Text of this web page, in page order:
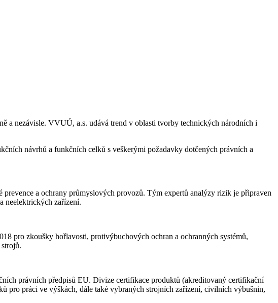
a nezávisle. VVUÚ, a.s. udává trend v oblasti tvorby technických národních i
návrhů a funkčních celků s veškerými požadavky dotčených právních a
a ochrany průmyslových provozů. Tým expertů analýzy rizik je připraven
neelektrických zařízení.
pro zkoušky hořlavosti, protivýbuchových ochran a ochranných systémů,
právních předpisů EU. Divize certifikace produktů (akreditovaný certifikační
pro práci ve výškách, dále také vybraných strojních zařízení, civilních výbušnin,